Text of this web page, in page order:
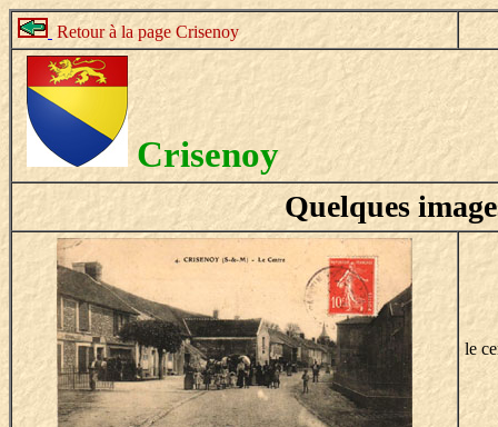
Retour à la page Crisenoy
Crisenoy
Quelques
le